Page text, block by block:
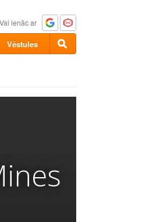
Vai ienāc ar
Vēstules